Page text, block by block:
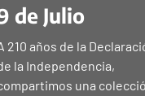
La Constitución
Nacional en el
aula